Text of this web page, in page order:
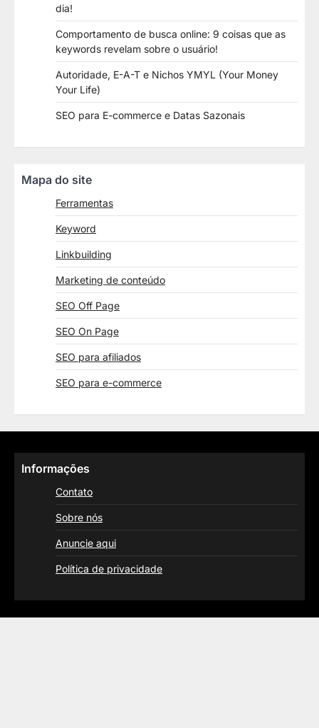
dia!
Comportamento de busca online: 9 coisas que as
keywords revelam sobre o usuário!
Autoridade, E-A-T e Nichos YMYL (Your Money
Your Life)
SEO para E-commerce e Datas Sazonais
Mapa do site
Ferramentas
Keyword
Linkbuilding
Marketing de conteúdo
SEO Off Page
SEO On Page
SEO para afiliados
SEO para e-commerce
Informações
Contato
Sobre nós
Anuncie aqui
Política de privacidade